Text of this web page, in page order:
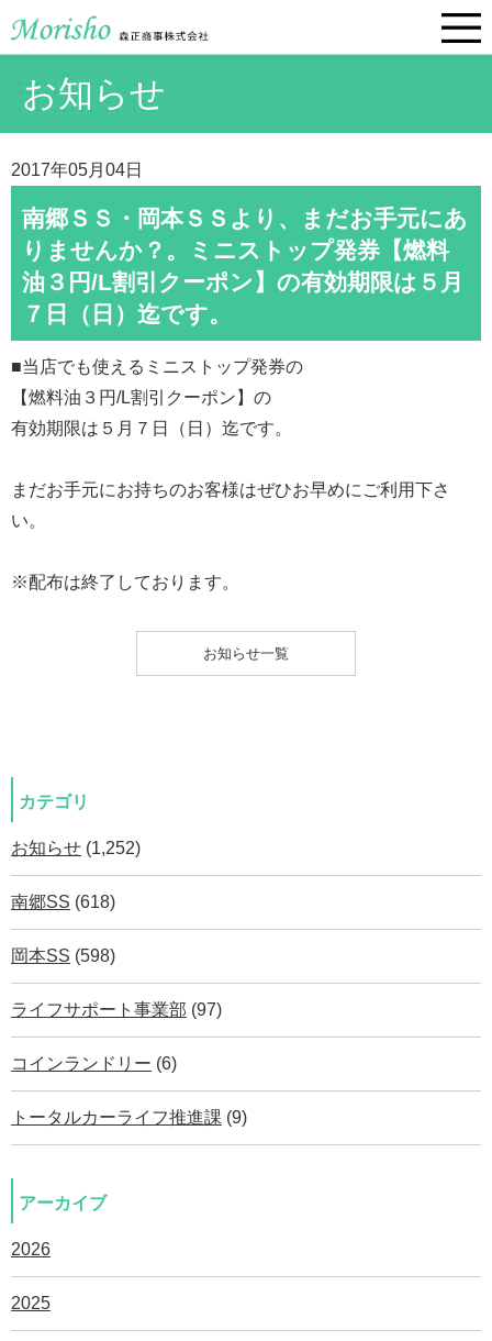
お知らせ
2017年05月04日
南郷ＳＳ・岡本ＳＳより、まだお手元にあ
りませんか？。ミニストップ発券【燃料
油３円/L割引クーポン】の有効期限は５月
７日（日）迄です。
■当店でも使えるミニストップ発券の
【燃料油３円/L割引クーポン】の
有効期限は５月７日（日）迄です。
まだお手元にお持ちのお客様はぜひお早めにご利用下さ
い。
※配布は終了しております。
お知らせ一覧
カテゴリ
お知らせ (1,252)
南郷SS (618)
岡本SS (598)
ライフサポート事業部 (97)
コインランドリー (6)
トータルカーライフ推進課 (9)
アーカイブ
2026
2025